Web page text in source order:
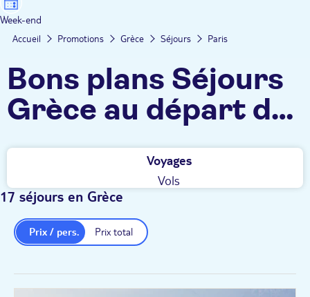
Week-end
Accueil Promotions Grèce Séjours Paris
Bons plans Séjours
Grèce au départ de
Paris
Voyages
Vols
17 séjours en Grèce
Prix total
Prix / pers.